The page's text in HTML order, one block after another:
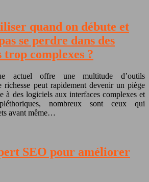
quand on débute et
se perdre dans des
complexes ?
actuel offre une multitude d’outils
richesse peut rapidement devenir un piège
à des logiciels aux interfaces complexes et
nombreux sont ceux qui
avant même…
SEO pour améliorer